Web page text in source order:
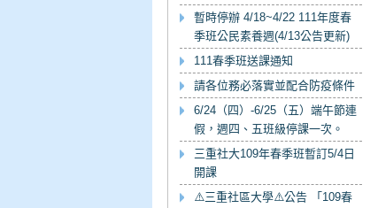
暫時停辦 4/18~4/22 111年度春
季班公民素養週(4/13公告更新)
111春季班送課通知
請各位務必落實並配合防疫條件
6/24（四）-6/25（五）端午節連
假，週四、五班級停課一次。
三重社大109年春季班暫訂5/4日
開課
⚠️三重社區大學⚠️公告 「109春